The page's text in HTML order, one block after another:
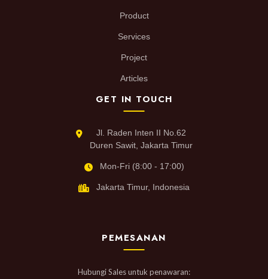
Product
Services
Project
Articles
GET IN TOUCH
Jl. Raden Inten II No.62
Duren Sawit, Jakarta Timur
Mon-Fri (8:00 - 17:00)
Jakarta Timur, Indonesia
PEMESANAN
Hubungi Sales untuk penawaran: